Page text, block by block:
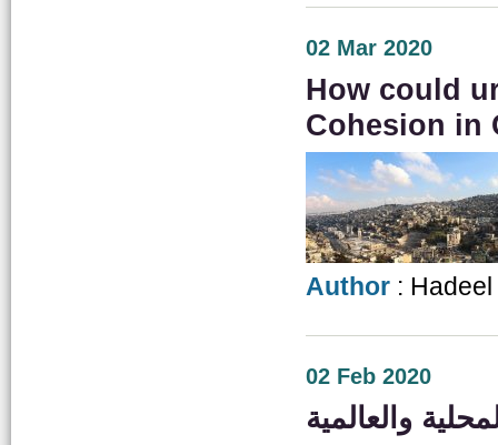
02 Mar 2020
How could
Cohesion in
Author :
02 Feb 2020
والعالمية